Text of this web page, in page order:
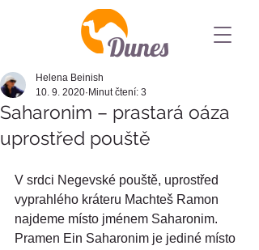
Dunes
Saharonim – prastará oáza
uprostřed pouště
Helena Beinish
10. 9. 2020 Minut čtení: 3
V srdci Negevské pouště, uprostřed
vyprahlého kráteru Machteš Ramon
najdeme místo jménem Saharonim.
Pramen Ein Saharonim je jediné místo